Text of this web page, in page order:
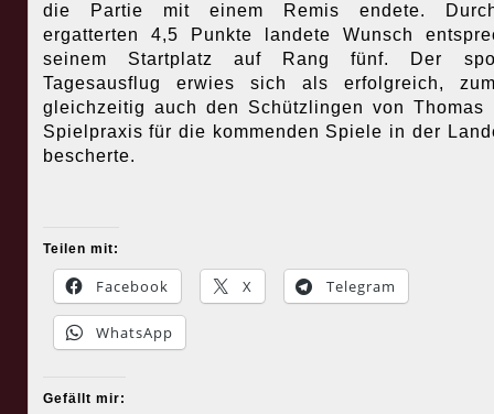
die Partie mit einem Remis endete.
ergatterten 4,5 Punkte landete Wunsch
seinem Startplatz auf Rang fünf. Der
Tagesausflug erwies sich als erfolgreich,
gleichzeitig auch den Schützlingen von Thomas
Spielpraxis für die kommenden Spiele in der
bescherte.
Teilen mit:
Facebook X Telegram
WhatsApp
Gefällt mir: